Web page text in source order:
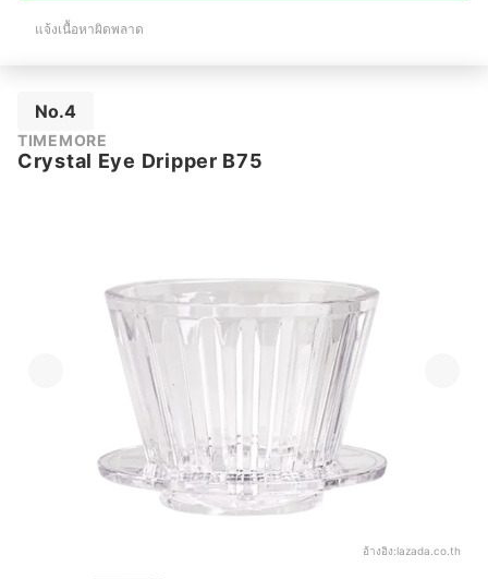
แจ้งเนื้อหาผิดพลาด
No.4
TIMEMORE
Crystal Eye Dripper B75
อ้างอิง:lazada.co.th